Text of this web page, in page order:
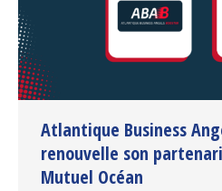
Atlantique Business
renouvelle son
Mutuel Océan